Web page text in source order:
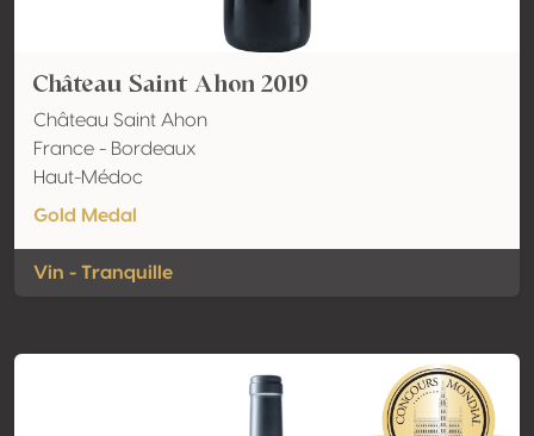
Château Saint Ahon 2019
Château Saint Ahon
France - Bordeaux
Haut-Médoc
Gold Medal
Vin - Tranquille